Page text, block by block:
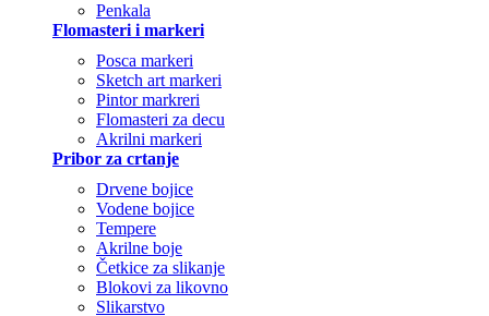
Penkala
Flomasteri i markeri
Posca markeri
Sketch art markeri
Pintor markreri
Flomasteri za decu
Akrilni markeri
Pribor za crtanje
Drvene bojice
Vodene bojice
Tempere
Akrilne boje
Četkice za slikanje
Blokovi za likovno
Slikarstvo